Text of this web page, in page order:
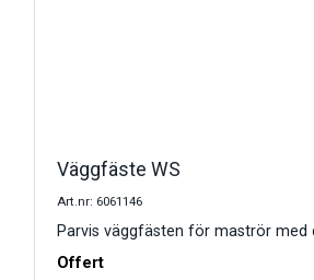
Väggfäste WS
Art.nr: 6061146
Parvis väggfästen för maströr med
Offert